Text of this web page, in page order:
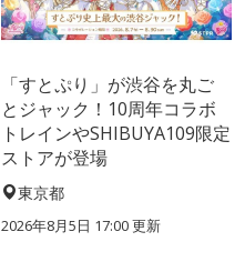
「すとぷり」が渋谷を丸ご
とジャック！10周年コラボ
トレインやSHIBUYA109限定
ストアが登場
東京都
2026年8月5日 17:00更新